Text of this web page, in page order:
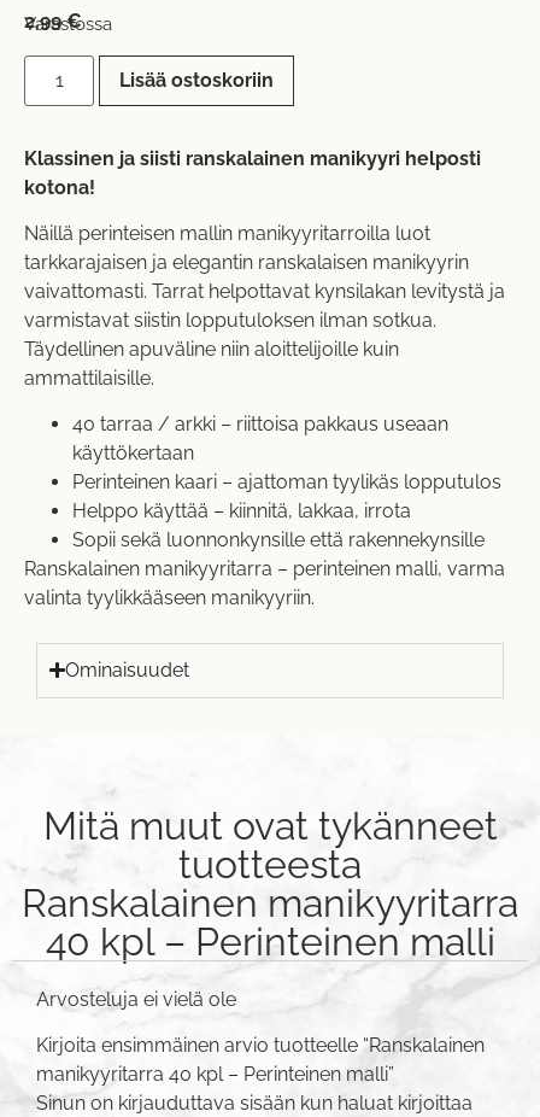
2,99€
Varastossa
Lisää ostoskoriin
Klassinen ja siisti ranskalainen manikyyri helposti
kotona!
Näillä perinteisen mallin manikyyritarroilla luot
tarkkarajaisen ja elegantin ranskalaisen manikyyrin
vaivattomasti. Tarrat helpottavat kynsilakan levitystä ja
varmistavat siistin lopputuloksen ilman sotkua.
Täydellinen apuväline niin aloittelijoille kuin
ammattilaisille.
40 tarraa / arkki – riittoisa pakkaus useaan
käyttökertaan
Perinteinen kaari – ajattoman tyylikäs lopputulos
Helppo käyttää – kiinnitä, lakkaa, irrota
Sopii sekä luonnonkynsille että rakennekynsille
Ranskalainen manikyyritarra – perinteinen malli, varma
valinta tyylikkääseen manikyyriin.
Ominaisuudet
Mitä muut ovat tykänneet
tuotteesta
Ranskalainen manikyyritarra
40 kpl – Perinteinen malli
Arvosteluja ei vielä ole
Kirjoita ensimmäinen arvio tuotteelle “Ranskalainen
manikyyritarra 40 kpl – Perinteinen malli”
Sinun on kirjauduttava sisään kun haluat kirjoittaa